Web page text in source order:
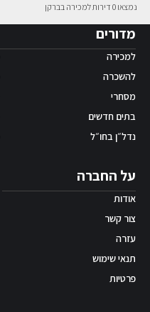
אפליקציית ‫Android
נמצאו 0 דירות למכירה בברקן
מדורים
למכירה
להשכרה
מסחרי
בתים חדשים
נדל״ן בחו״ל
על החברה
אודות
צור קשר
עזרה
תנאי שימוש
פרטיות